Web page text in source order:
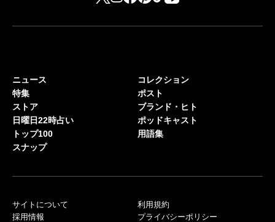
ニュース
特集
ストア
日曜日22時占い
トップ100
スナップ
コレクション
ポスト
ブランド・ヒト
ポッドキャスト
用語集
サイトについて
採用情報
利用規約
プライバシーポリシー